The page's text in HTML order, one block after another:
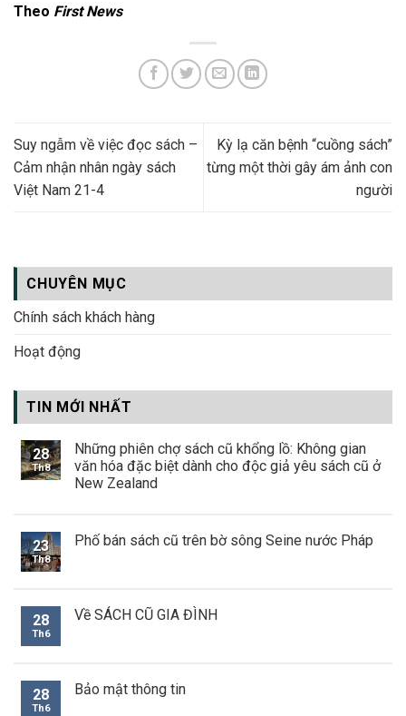
CHUYÊN MỤC
Chính sách khách hàng
Hoạt động
TIN MỚI NHẤT
28
Th8
Những phiên chợ sách cũ khổng lồ: Không gian
văn hóa đặc biệt dành cho độc giả yêu sách cũ ở
New Zealand
23
Th8
Phố bán sách cũ trên bờ sông Seine nước Pháp
28
Th6
Về SÁCH CŨ GIA ĐÌNH
28
Th6
Bảo mật thông tin
Theo First News
Suy ngẫm về việc đọc sách –
Cảm nhận nhân ngày sách
Việt Nam 21-4
Kỳ lạ căn bệnh “cuồng sách”
từng một thời gây ám ảnh con
người